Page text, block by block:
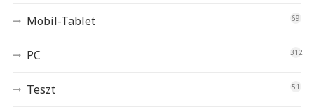
Mobil-Tablet 69
PC 312
Teszt 51